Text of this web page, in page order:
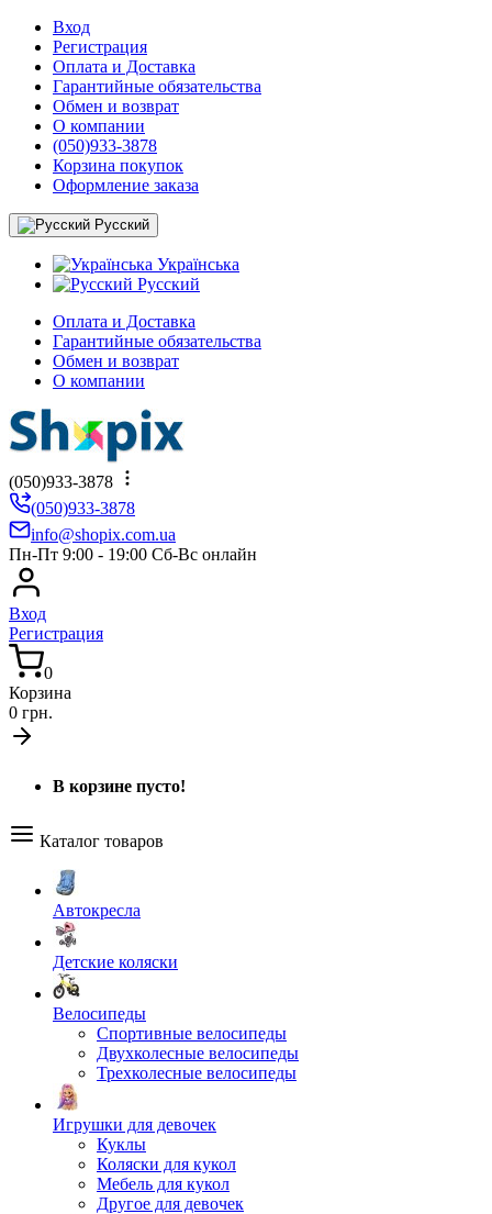
Вход
Регистрация
Оплата и Доставка
Гарантийные обязательства
Обмен и возврат
О компании
(050)933-3878
Корзина покупок
Оформление заказа
Русский
Українська
Русский
Оплата и Доставка
Гарантийные обязательства
Обмен и возврат
О компании
(050)933-3878
(050)933-3878
info@shopix.com.ua
Пн-Пт 9:00 - 19:00 Сб-Вс онлайн
Вход
Регистрация
0
Корзина
0 грн.
В корзине пусто!
Каталог товаров
Автокресла
Детские коляски
Велосипеды
Спортивные велосипеды
Двухколесные велосипеды
Трехколесные велосипеды
Игрушки для девочек
Куклы
Коляски для кукол
Мебель для кукол
Другое для девочек